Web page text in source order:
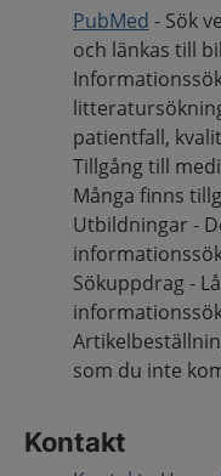
PubMed - Sök
och länkas till
patientfall,
Tillgång till
Många finns
Utbildningar -
Sökuppdrag -
som du inte
Kontakt